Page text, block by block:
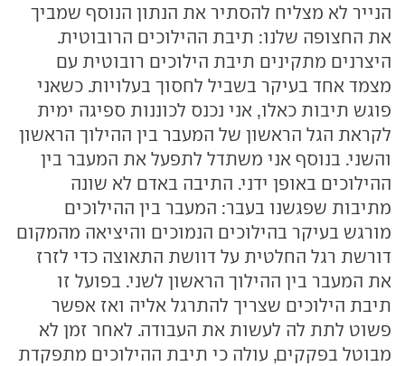
הנייר לא מצליח להסתיר את הנתון הנוסף שמביך
את החצופה שלנו: תיבת ההילוכים הרובוטית.
היצרנים מתקינים תיבת הילוכים רובוטית עם
מצמד אחד בעיקר בשביל לחסוך בעלויות. כשאני
פוגש תיבות כאלו, אני נכנס לכוננות ספיגה ימית
לקראת הגל הראשון של המעבר בין ההילוך הראשון
והשני. בנוסף אני משתדל לתפעל את המעבר בין
ההילוכים באופן ידני. התיבה באדם לא שונה
מתיבות שפגשנו בעבר: המעבר בין ההילוכים
מורגש בעיקר בהילוכים הנמוכים והיציאה מהמקום
דורשת רגל החלטית על דוושת התאוצה כדי לזרז
את המעבר בין ההילוך הראשון לשני. בפועל זו
תיבת הילוכים שצריך להתרגל אליה ואז אפשר
פשוט לתת לה לעשות את העבודה. לאחר זמן לא
מבוטל בפקקים, עולה כי תיבת ההילוכים מתפקדת